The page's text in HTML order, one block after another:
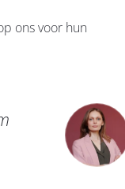
ons voor hun